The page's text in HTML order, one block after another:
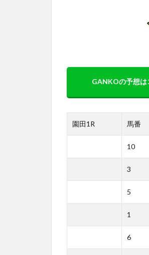
GANKOの予想は
園田1R 馬番
10
3
5
1
6